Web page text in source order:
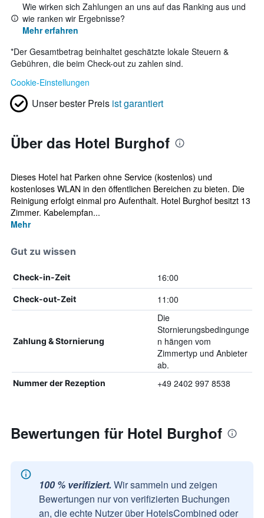
Wie wirken sich Zahlungen an uns auf das Ranking aus und
wie ranken wir Ergebnisse?
Mehr erfahren
*Der Gesamtbetrag beinhaltet geschätzte lokale Steuern &
Gebühren, die beim Check-out zu zahlen sind.
Cookie-Einstellungen
Unser bester Preis ist garantiert
Über das Hotel Burghof
Dieses Hotel hat Parken ohne Service (kostenlos) und
kostenloses WLAN in den öffentlichen Bereichen zu bieten. Die
Reinigung erfolgt einmal pro Aufenthalt. Hotel Burghof besitzt 13
Zimmer. Kabelempfan...
Mehr
Gut zu wissen
Check-in-Zeit 16:00
Check-out-Zeit 11:00
Zahlung & Stornierung
Die
Stornierungsbedingunge
n hängen vom
Zimmertyp und Anbieter
ab.
Nummer der Rezeption +49 2402 997 8538
Bewertungen für Hotel Burghof
100 % verifiziert. Wir sammeln und zeigen
Bewertungen nur von verifizierten Buchungen
an, die echte Nutzer über HotelsCombined oder